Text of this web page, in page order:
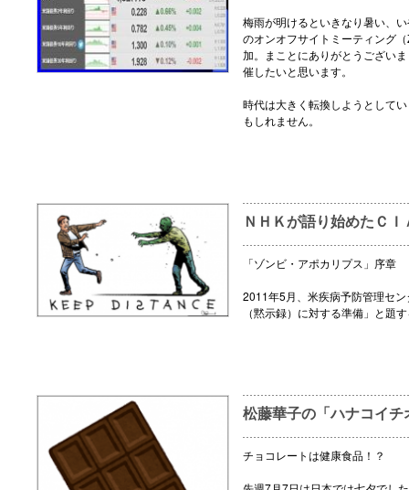
梅雨が明けるといきなり暑い、
のオンオフサイトミーティング
加。まことにありがとうござい
催したいと思います。
時代は大きく転換しようとして
もしれません。
ＮＨＫが語り始めたＣ
「ゾンビ・アポカリプス」序章
2011年5月、米疾病予防管理セ
（黙示録）に対する準備」と題
松藤華子の「ハナコイ
チョコレートは健康食品！？